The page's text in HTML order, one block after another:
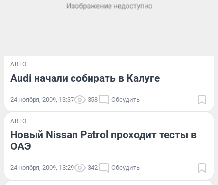
АВТО
Audi начали собирать в Калуге
24 ноября, 2009, 13:37 358 Обсудить
АВТО
Новый Nissan Patrol проходит тесты в
ОАЭ
24 ноября, 2009, 13:29 342 Обсудить